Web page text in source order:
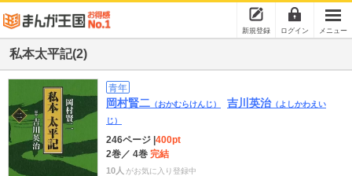
新規登録 ログイン メニュー
私本太平記(2)
青年
岡村賢二 （おかむらけんじ） 吉川英治（よしかわえい
じ）
246ページ 400pt
2巻／ 4巻 完結
10人 がお気に入り登録中